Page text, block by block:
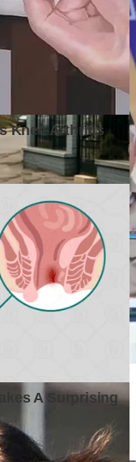
dan Peserta
Pramuka DKI